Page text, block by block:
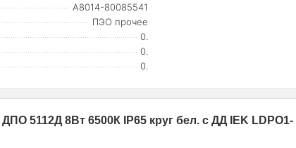
A8014-80085541
ПЭО прочее
0.
0.
0.
5112Д 8Вт 6500К IP65 круг бел. с ДД IEK LDPO1-